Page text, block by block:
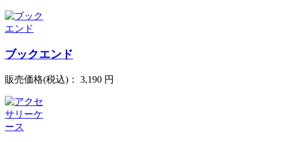
ブックエンド
販売価格(税込)： 3,190 円